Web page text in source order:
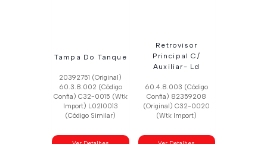
Tampa Do Tanque
20392751 (Original)
60.3.8.002 (Código
Confia) C32-0015 (Wtk
Import) L0210013
(Código Similar)
Retrovisor
Principal C/
Auxiliar- Ld
60.4.8.003 (Código
Confia) 82359208
(Original) C32-0020
(Wtk Import)